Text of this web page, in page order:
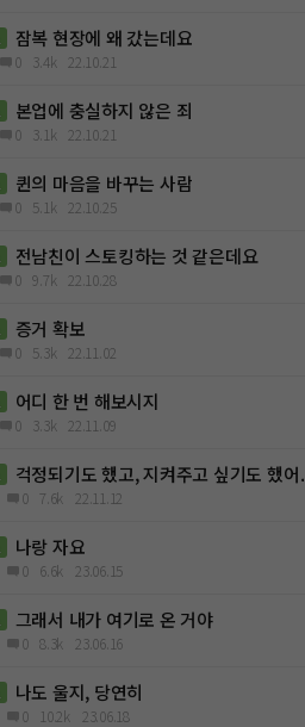
잠복 현장에 왜 갔는데요
0 3.4k 22.10.21
본업에 충실하지 않은 죄
0 3.1k 22.10.21
퀸의 마음을 바꾸는 사람
0 5.1k 22.10.25
전남친이 스토킹하는 것 같은데요
0 9.7k 22.10.28
증거 확보
0 5.3k 22.11.02
어디 한 번 해보시지
0 3.3k 22.11.09
걱정되기도 했고, 지켜주고 싶기도 했어.
0 7.6k 22.11.12
나랑 자요
0 6.6k 23.06.15
그래서 내가 여기로 온 거야
0 8.3k 23.06.16
나도 울지, 당연히
0 10.2k 23.06.18